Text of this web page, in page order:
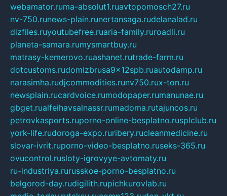
webamator.ruma-absolut1.ruavtopomosch27.ru
nv-750.runews-plain.runertansaga.rudelanalad.ru
dizfiles.ruyoutubefree.ruaria-family.ruroadli.ru
planeta-samara.rumysmartbuy.ru
matrasy-kemerovo.ruashanet.rutrade-farm.ru
dotcustoms.rudomizbrusa9x12spb.ruautodamp.ru
narasimha.rudjcommodities.runv750.rux-ton.ru
newsplain.rucardvoice.rumodopaper.rumanunae.ru
gbget.rualfeihavsalnassr.rumadoma.rutajuncos.ru
petrovkasports.ruporno-online-besplatno.rusplclub.ru
york-life.rudoroga-expo.ruribery.rucleanmedicine.ru
slovar-ivrit.ruporno-video-besplatno.ruseks-365.ru
ovucontrol.rusloty-igrovyye-avtomaty.ru
ru-industriya.rurusskoe-porno-besplatno.ru
belgorod-day.rudigilith.rupichkurovlab.ru